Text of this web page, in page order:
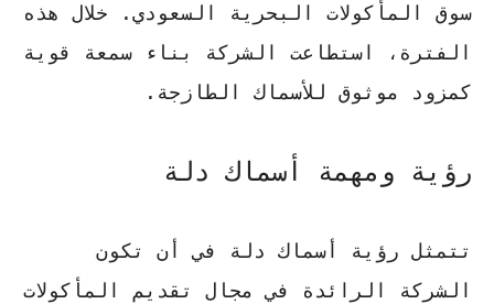
سوق المأكولات البحرية السعودي. خلال هذه
الفترة، استطاعت الشركة بناء سمعة قوية
كمزود موثوق للأسماك الطازجة.
رؤية ومهمة أسماك دلة
تتمثل رؤية أسماك دلة في أن تكون
الشركة الرائدة في مجال تقديم المأكولات